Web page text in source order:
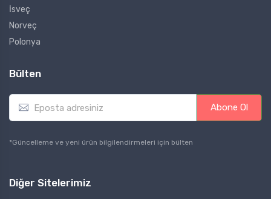
İsveç
Norveç
Polonya
Bülten
E
a
l
Abone Ol
*Güncelleme ve yeni ürün bilgilendirmeleri için bülten
Diğer Sitelerimiz